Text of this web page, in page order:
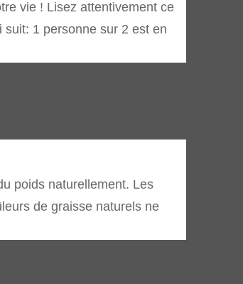
vie ! Lisez attentivement ce
1 personne sur 2 est en
poids naturellement. Les
de graisse naturels ne